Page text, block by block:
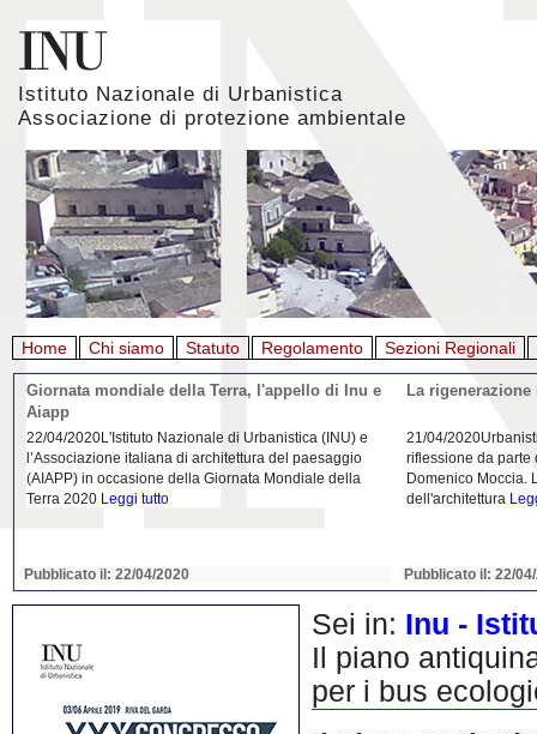
Istituto Nazionale di Urbanistica
Associazione di protezione ambientale
Home Chi siamo Statuto Regolamento Sezioni Regionali
Giornata mondiale della Terra, l'appello di Inu e
Aiapp
22/04/2020L'Istituto Nazionale di Urbanistica (INU) e
l’Associazione italiana di architettura del paesaggio
(AIAPP) in occasione della Giornata Mondiale della
Terra 2020 Leggi tutto
Pubblicato il: 22/04/2020
La
21/04/
riflessione da parte
Domenico Moccia.
dell'architettura
Pubblicato il: 22/
Sei in: Inu -
Il piano
per i bus